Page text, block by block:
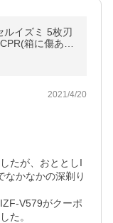
イズミ 5枚刃
箱に傷あ
2021/4/20
たが、おととしI
なかなかの深剃り
V579がクーポ
た。